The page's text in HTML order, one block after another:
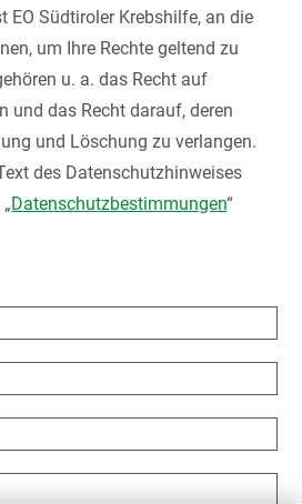
EO Südtiroler Krebshilfe, an die
um Ihre Rechte geltend zu
u. a. das Recht auf
und das Recht darauf, deren
und Löschung zu verlangen.
des Datenschutzhinweises
Datenschutzbestimmungen“